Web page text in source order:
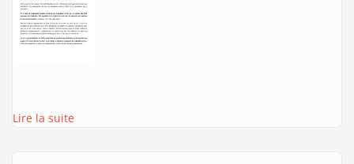
Lire la suite